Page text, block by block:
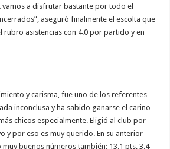
a disfrutar bastante por todo el
aseguró finalmente el escolta que
rubro asistencias con 4.0 por partido y en
y carisma, fue uno de los referentes
inconclusa y ha sabido ganarse el cariño
chicos especialmente. Eligió al club por
y por eso es muy querido. En su anterior
buenos números también: 13.1 pts, 3.4